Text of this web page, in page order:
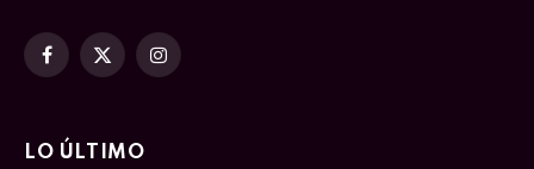
Facebook
X
Instagram
LO ÚLTIMO